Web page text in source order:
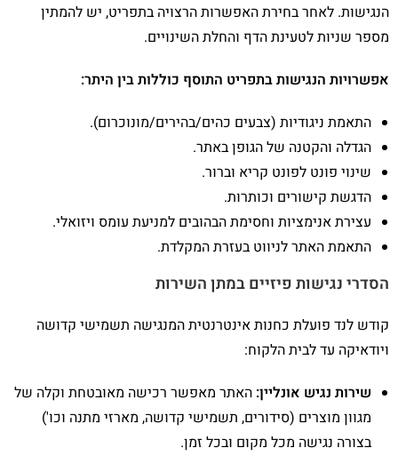
הנגישות. לאחר בחירת האפשרות הרצויה בתפריט, יש להמתין
מספר שניות לטעינת הדף והחלת השינויים.
אפשרויות הנגישות בתפריט התוסף כוללות בין היתר:
התאמת ניגודיות (צבעים כהים/בהירים/מונוכרום).
הגדלה והקטנה של הגופן באתר.
שינוי פונט לפונט קריא וברור.
הדגשת קישורים וכותרות.
עצירת אנימציות וחסימת הבהובים למניעת עומס ויזואלי.
התאמת האתר לניווט בעזרת המקלדת.
הסדרי נגישות פיזיים במתן השירות
קודש לנד פועלת כחנות אינטרנטית המנגישה תשמישי קדושה
ויודאיקה עד לבית הלקוח:
שירות נגיש אונליין: האתר מאפשר רכישה מאובטחת וקלה של
מגוון מוצרים (סידורים, תשמישי קדושה, מארזי מתנה וכו')
בצורה נגישה מכל מקום ובכל זמן.